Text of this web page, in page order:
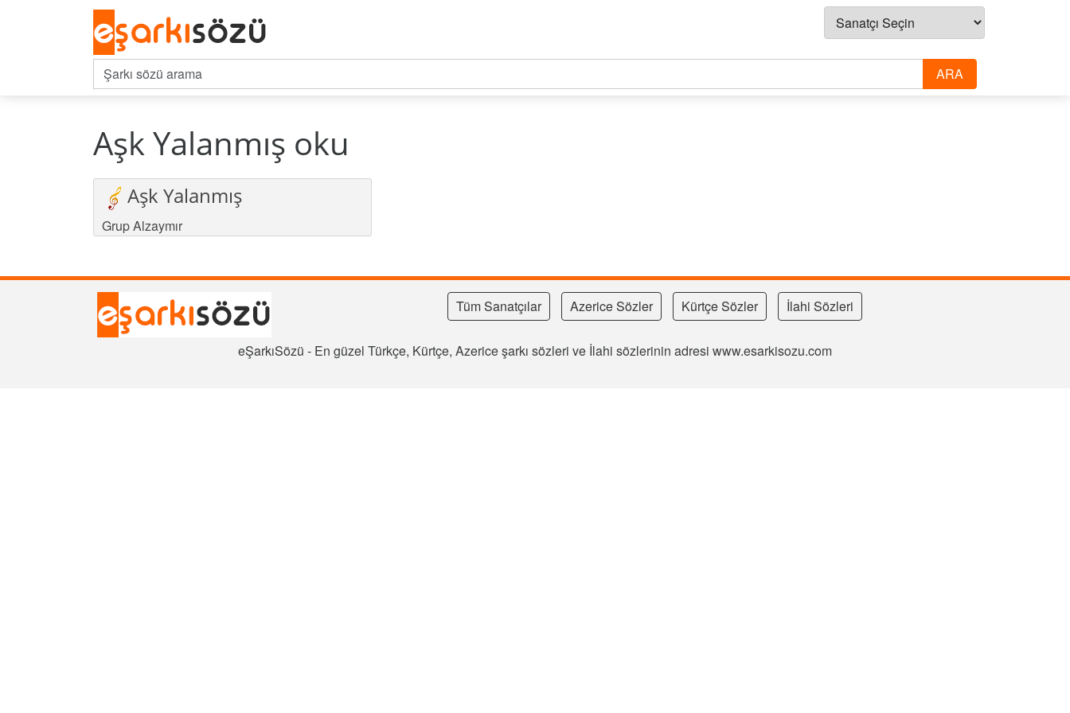
Aşk Yalanmış oku
Aşk Yalanmış
Grup Alzaymır
Tüm Sanatçılar Azerice Sözler Kürtçe Sözler İlahi Sözleri
eŞarkıSözü - En güzel Türkçe, Kürtçe, Azerice şarkı sözleri ve İlahi sözlerinin adresi www.esarkisozu.com